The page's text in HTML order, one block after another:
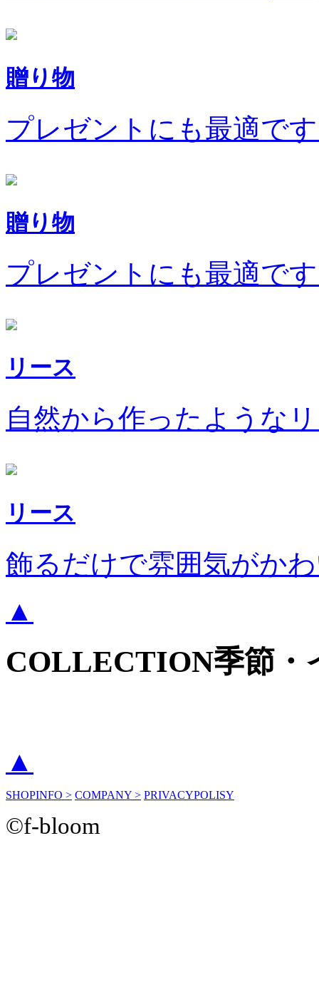
贈り物
プレゼントにも最適で
贈り物
プレゼントにも最適で
リース
自然から作ったような
リース
飾るだけで雰囲気がか
▲
COLLECTION季節・
▲
SHOPINFO > COMPANY > PRIVACYPOLISY
©f-bloom